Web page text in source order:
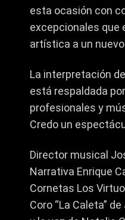
esta ocasión con
excepcionales que
artística a un
La interpretación
está respaldada
profesionales y
Credo un
Director musical
Narrativa Enrique
Cornetas Los
Coro “La Caleta”